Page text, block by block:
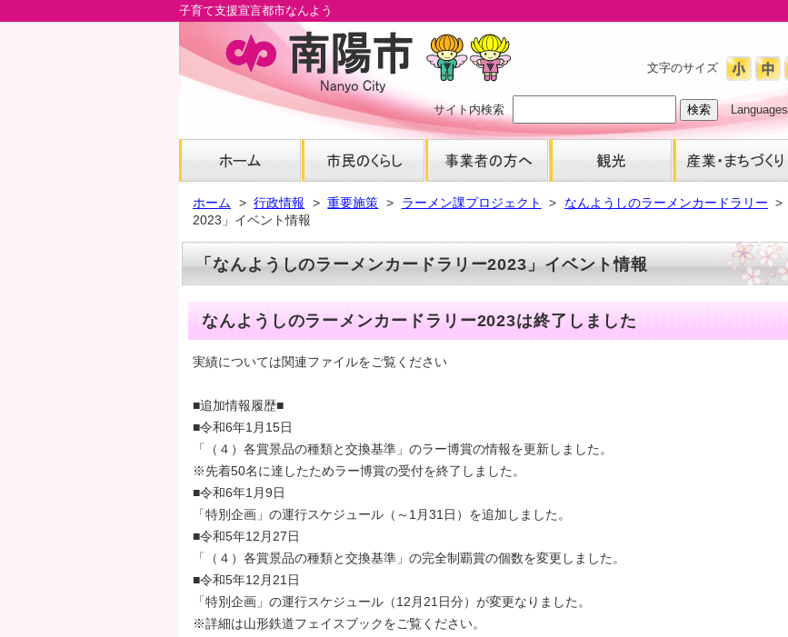
子育て支援宣言都市なんよう
メ
ン
コ
ン
へ
ビ
文字のサイズ
サイト内検索 Languages
ホーム 行政情報 重要施策 ラーメン課プロジェクト なんようしのラーメンカードラリー
2023」イベント情報
「なんようしのラーメンカードラリー2023」イベント情報
なんようしのラーメンカードラリー2023は終了しました
実績については関連ファイルをご覧ください
■追加情報履歴■
■令和6年1月15日
「（４）各賞景品の種類と交換基準」のラー博賞の情報を更新しました。
※先着50名に達したためラー博賞の受付を終了しました。
■令和6年1月9日
「特別企画」の運行スケジュール（～1月31日）を追加しました。
■令和5年12月27日
「（４）各賞景品の種類と交換基準」の完全制覇賞の個数を変更しました。
■令和5年12月21日
「特別企画」の運行スケジュール（12月21日分）が変更なりました。
※詳細は山形鉄道フェイスブックをご覧ください。